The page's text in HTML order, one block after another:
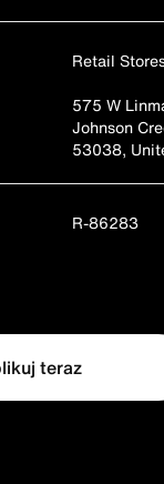
Retail
575 W
Johnson
53038,
R-86283
teraz